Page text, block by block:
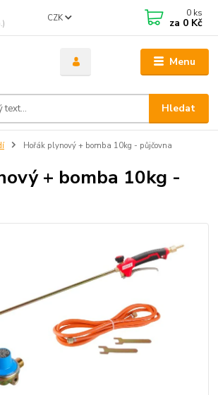
Menu
CZK
Hledat
0 ks
za 0 Kč
Hořák plynový + bomba 10kg - půjčovna
+ bomba 10kg -